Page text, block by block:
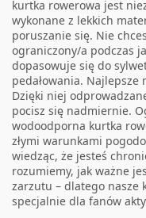
kurtka rowerowa jest
wykonane z lekkich
poruszanie się. Nie
ograniczony/a podczas
dopasowuje się do
pedałowania.
Dzięki niej
pocisz się nadmiernie.
wodoodporna kurtka
złymi warunkami
wiedząc, że jesteś
rozumiemy, jak ważne
zarzutu – dlatego nasze
specjalnie dla fanów